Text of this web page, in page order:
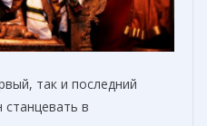
так и последний
в